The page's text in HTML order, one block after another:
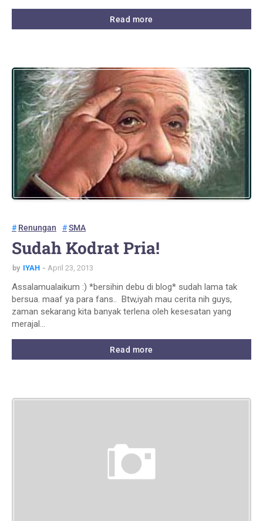
Read more
Renungan SMA
Sudah Kodrat Pria!
by IYAH April 23, 2013
Assalamualaikum :) *bersihin debu di blog* sudah lama tak
bersua. maaf ya para fans.. Btw,iyah mau cerita nih guys,
zaman sekarang kita banyak terlena oleh kesesatan yang
merajal…
Read more